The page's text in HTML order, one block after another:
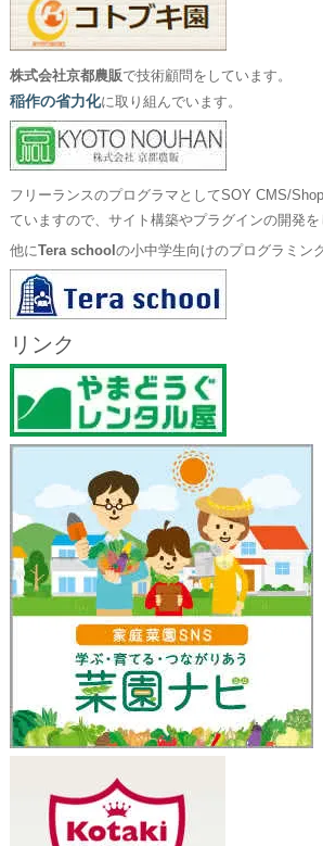
株式会社京都農販で技術顧問をしています。
稲作の省力化に取り組んでいます。
フリーランスのプログラマとしてSOY CMS/
ていますので、サイト構築やプラグインの開発を
他にTera school の小中学生向けのプログラミン
リンク